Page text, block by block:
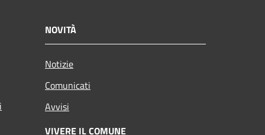
NOVITÀ
Notizie
Comunicati
Avvisi
VIVERE IL COMUNE